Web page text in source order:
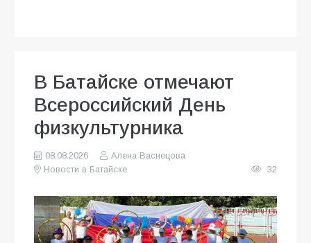
В Батайске отмечают
Всероссийский День
физкультурника
08.08.2026
Алена Васнецова
Новости в Батайске
32